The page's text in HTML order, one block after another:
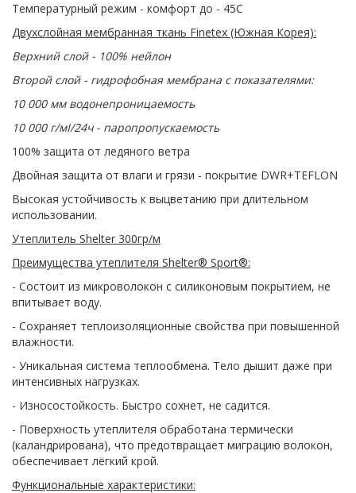
Температурный режим - комфорт до - 45С
Двухслойная мембранная ткань Finetex (Южная Корея):
Верхний слой - 100% нейлон
Второй слой - гидрофобная мембрана с показателями:
10 000 мм водонепроницаемость
10 000 г/мІ/24ч - паропропускаемость
100% защита от ледяного ветра
Двойная защита от влаги и грязи - покрытие DWR+TEFLON
Высокая устойчивость к выцветанию при длительном
использовании.
Утеплитель Shelter 300гр/м
Преимущества утеплителя Shelter® Sport®:
- Состоит из микроволокон с силиконовым покрытием, не
впитывает воду.
- Сохраняет теплоизоляционные свойства при повышенной
влажности.
- Уникальная система теплообмена. Тело дышит даже при
интенсивных нагрузках.
- Износостойкость. Быстро сохнет, не садится.
- Поверхность утеплителя обработана термически
(каландрирована), что предотвращает миграцию волокон,
обеспечивает лёгкий крой.
Функциональные характеристики: